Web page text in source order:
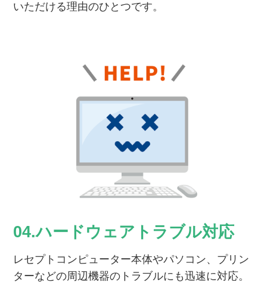
いただける理由のひとつです。
04.ハードウェアトラブル対応
レセプトコンピューター本体やパソコン、プリン
ターなどの周辺機器のトラブルにも迅速に対応。